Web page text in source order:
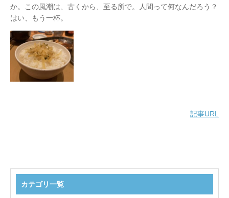
か。この風潮は、古くから、至る所で。人間って何なんだろう？
はい、もう一杯。
記事URL
カテゴリ一覧